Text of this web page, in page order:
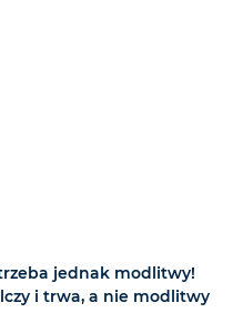
jednak modlitwy!
i trwa, a nie modlitwy